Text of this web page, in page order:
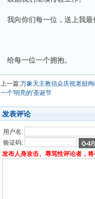
我向你们每一位，送上我最
给每一位一个拥抱。
上一篇:万象天主教信众庆祝老挝
一个'明亮的'圣诞节
发表评论
用户名:
验证码:
发布人身攻击、辱骂性评论者，将